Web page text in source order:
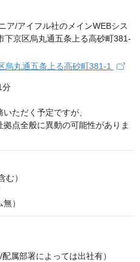
丸通五条上る高砂町381-1
分
ただく予定ですが、
点全般に異動の可能性がありま
）
）
属部署によっては出社有）